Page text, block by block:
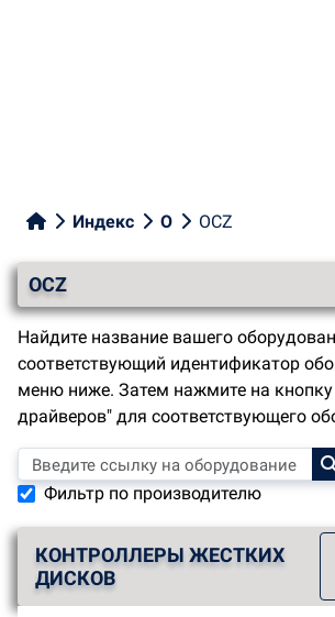
Индекс O OCZ
OCZ
Найдите название вашего
соответствующий идентификатор
меню ниже. Затем нажмите на
драйверов" для соответствующего
Фильтр по производителю
КОНТРОЛЛЕРЫ ЖЕСТКИХ
ДИСКОВ